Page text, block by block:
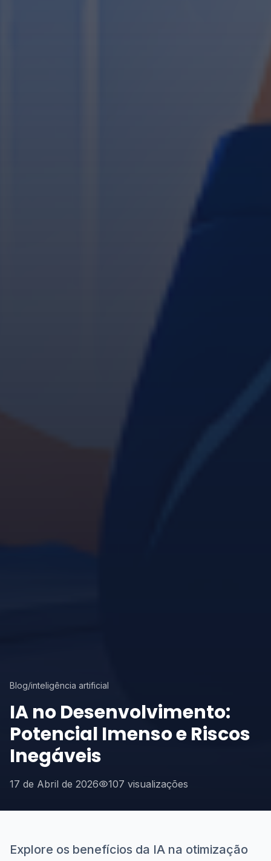
Blog/inteligência artificial
IA no Desenvolvimento:
Potencial Imenso e Riscos
Inegáveis
17 de Abril de 2026 107 visualizações
Explore os benefícios da IA na otimização